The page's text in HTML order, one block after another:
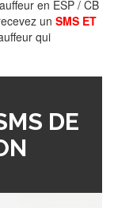
en ESP / CB
un SMS ET
qui
DE